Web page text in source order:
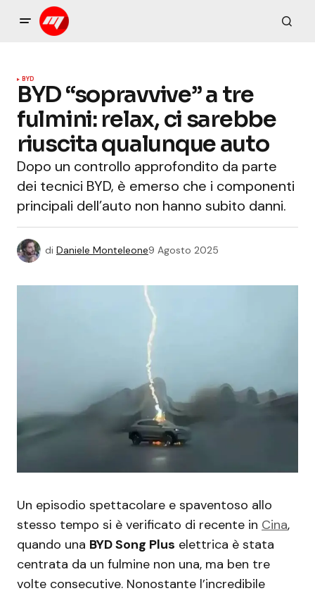
BYD
BYD “sopravvive” a tre
fulmini: relax, ci sarebbe
riuscita qualunque auto
Dopo un controllo approfondito da parte
dei tecnici BYD, è emerso che i componenti
principali dell’auto non hanno subito danni.
di Daniele Monteleone9 Agosto 2025
Un episodio spettacolare e spaventoso allo
stesso tempo si è verificato di recente in Cina,
quando una BYD Song Plus elettrica è stata
centrata da un fulmine non una, ma ben tre
volte consecutive. Nonostante l’incredibile